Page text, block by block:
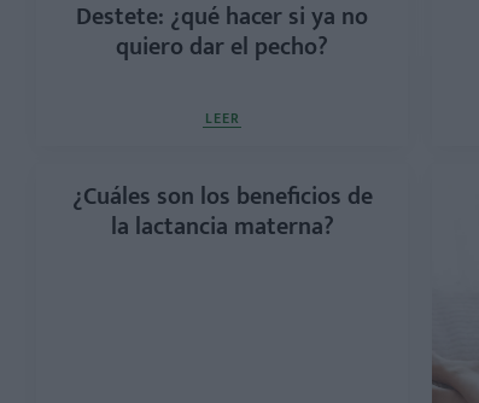
Destete: ¿qué hacer si ya no
quiero dar el pecho?
LEER
¿Cuáles son los beneficios de
la lactancia materna?